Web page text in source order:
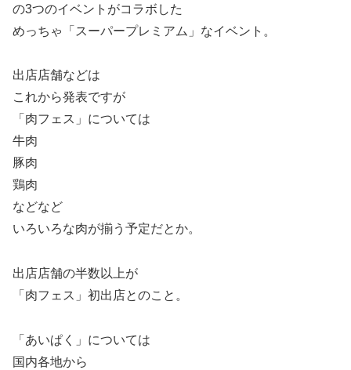
の3つのイベントがコラボした
めっちゃ「スーパープレミアム」なイベント。
出店店舗などは
これから発表ですが
「肉フェス」については
牛肉
豚肉
鶏肉
などなど
いろいろな肉が揃う予定だとか。
出店店舗の半数以上が
「肉フェス」初出店とのこと。
「あいぱく」については
国内各地から